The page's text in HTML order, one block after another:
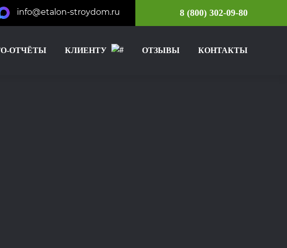
info@etalon-stroydom.ru 8 (800) 302-09-80
ОТЧЁТЫ КЛИЕНТУ ОТЗЫВЫ КОНТАКТЫ